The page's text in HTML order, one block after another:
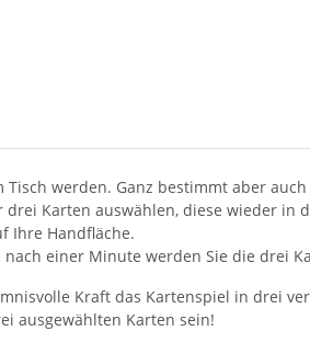
Tisch werden. Ganz bestimmt aber
drei Karten auswählen, diese wieder in
Ihre Handfläche.
einer Minute werden Sie die drei
Kraft das Kartenspiel in drei
ausgewählten Karten sein!